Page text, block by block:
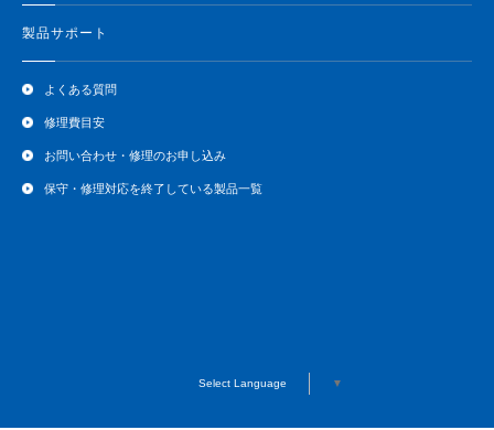
製品サポート
よくある質問
修理費目安
お問い合わせ・修理のお申し込み
保守・修理対応を終了している製品一覧
Select Language ▼